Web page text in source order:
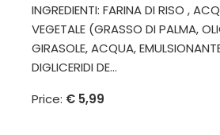
INGREDIENTI: FARINA DI RISO ,
VEGETALE (GRASSO DI PALMA,
GIRASOLE, ACQUA,
DIGLICERIDI DE...
Price: € 5,99